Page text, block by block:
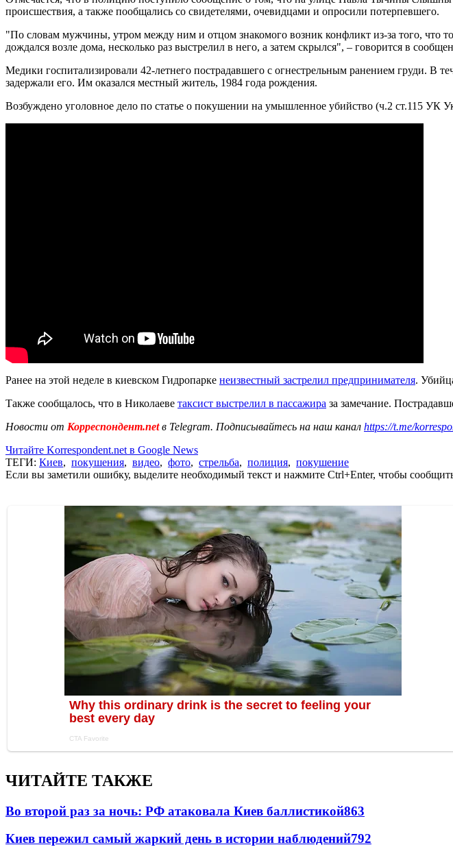
происшествия, а также пообщались со свидетелями, очевидцами и опросили потерпевшего.
"По словам мужчины, утром между ним и отцом знакомого возник конфликт из-за того, что
дождался возле дома, несколько раз выстрелил в него, а затем скрылся", – говорится в
Медики госпитализировали 42-летнего пострадавшего с огнестрельным ранением груди. В
задержали его. Им оказался местный житель, 1984 года рождения.
Возбуждено уголовное дело по статье о покушении на умышленное убийство (ч.2 ст.115 УК
Ранее на этой неделе в киевском Гидропарке неизвестный застрелил предпринимателя.
Также сообщалось, что в Николаеве таксист выстрелил в пассажира за замечание.
Новости от Корреспондент.netв Telegram. Подписывайтесь на наш канал https://t.me/
Читайте Korrespondent.net в Google News
ТЕГИ: Киев, покушения, видео, фото, стрельба, полиция, покушение
Если вы заметили ошибку, выделите необходимый текст и нажмите Ctrl+Enter, чтобы
ЧИТАЙТЕ ТАКЖЕ
Во второй раз за ночь: РФ атаковала Киев баллистикой863
Киев пережил самый жаркий день в истории наблюдений792